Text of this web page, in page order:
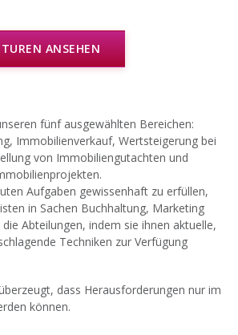
ANSEHEN
fünf ausgewählten Bereichen:
Immobilienverkauf, Wertsteigerung bei
von Immobiliengutachten und
Aufgaben gewissenhaft zu erfüllen,
in Sachen Buchhaltung, Marketing
Abteilungen, indem sie ihnen aktuelle,
Techniken zur Verfügung
dass Herausforderungen nur im
können.